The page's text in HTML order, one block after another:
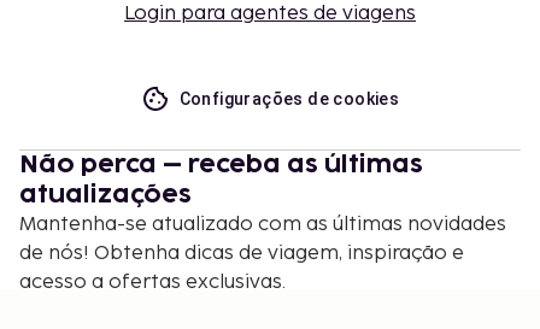
Login para agentes de viagens
Configurações de cookies
Não perca – receba as últimas
atualizações
Mantenha-se atualizado com as últimas novidades
de nós! Obtenha dicas de viagem, inspiração e
acesso a ofertas exclusivas.